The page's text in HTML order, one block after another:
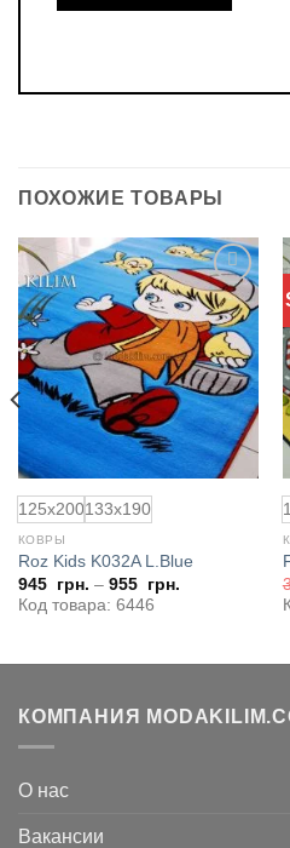
ПОХОЖИЕ ТОВАРЫ
Добавить
в
избранное
125x200133x190
КОВРЫ
Roz Kids K032A L.Blue
945 грн. – 955 грн.
Код товара: 6446
КОМПАНИЯ
О нас
Вакансии